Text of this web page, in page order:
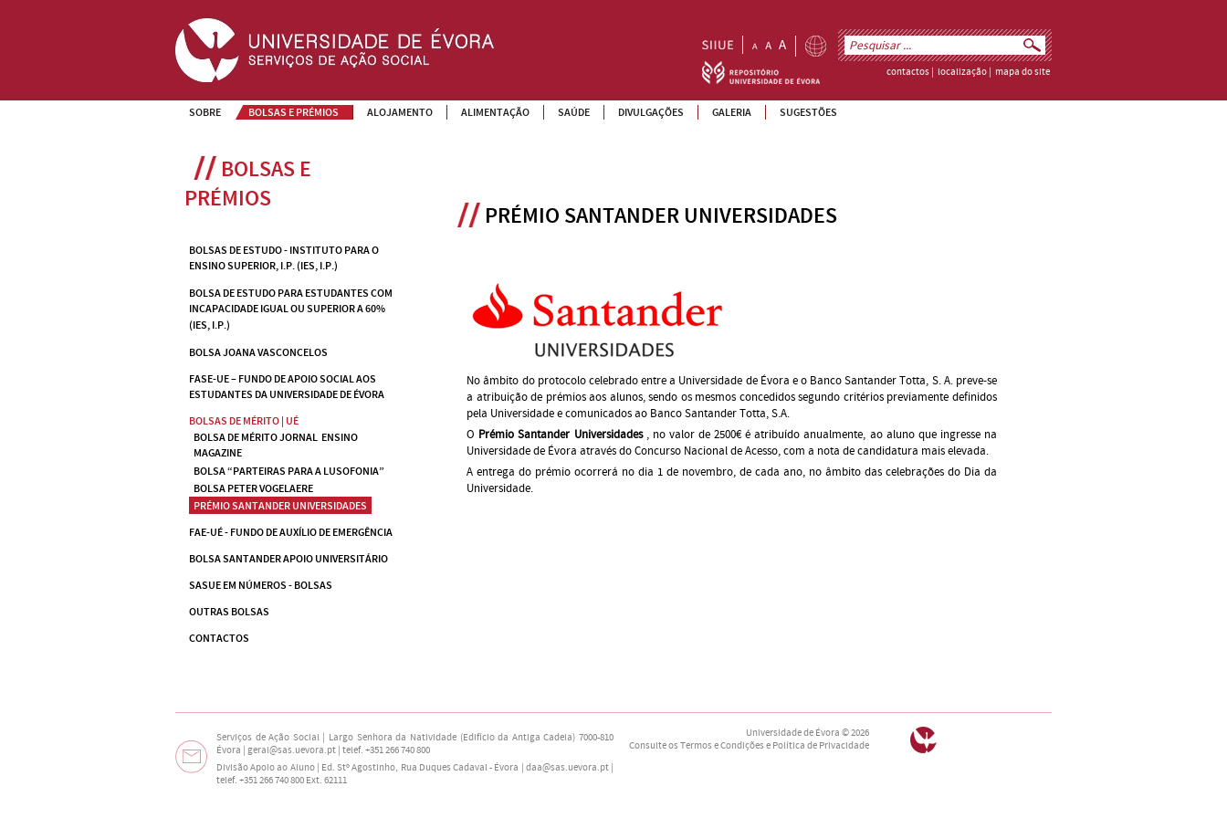
contactos localização mapa do site
SOBRE BOLSAS E PRÉMIOS ALOJAMENTO ALIMENTAÇÃO SAÚDE DIVULGAÇÕES GALERIA SUGESTÕES
BOLSAS E
PRÉMIOS
BOLSAS DE ESTUDO - INSTITUTO PARA O
ENSINO SUPERIOR, I.P. (IES, I.P.)
BOLSA DE ESTUDO PARA ESTUDANTES COM
INCAPACIDADE IGUAL OU SUPERIOR A 60%
(IES, I.P.)
BOLSA JOANA VASCONCELOS
FASE-UE – FUNDO DE APOIO SOCIAL AOS
ESTUDANTES DA UNIVERSIDADE DE ÉVORA
BOLSAS DE MÉRITO | UÉ
BOLSA DE MÉRITO JORNAL  ENSINO
MAGAZINE
BOLSA “PARTEIRAS PARA A LUSOFONIA”
BOLSA PETER VOGELAERE
PRÉMIO SANTANDER UNIVERSIDADES
FAE-UÉ - FUNDO DE AUXÍLIO DE EMERGÊNCIA
BOLSA SANTANDER APOIO UNIVERSITÁRIO
SASUE EM NÚMEROS - BOLSAS
OUTRAS BOLSAS
CONTACTOS
PRÉMIO SANTANDER UNIVERSIDADES
No âmbito do protocolo celebrado entre a Universidade de Évora e o Banco Santander Totta, S. A. preve-se
a atribuição de prémios aos alunos, sendo os mesmos concedidos segundo critérios previamente definidos
pela Universidade e comunicados ao Banco Santander Totta, S.A.
O Prémio Santander Universidades, no valor de 2500€ é atribuído anualmente, ao aluno que ingresse na
Universidade de Évora através do Concurso Nacional de Acesso, com a nota de candidatura mais elevada.
A entrega do prémio ocorrerá no dia 1 de novembro, de cada ano, no âmbito das celebrações do Dia da
Universidade.
Serviços de Ação Social | Largo Senhora da Natividade (Edifício da Antiga Cadeia) 7000-810
Évora | geral@sas.uevora.pt | telef. +351 266 740 800
Divisão Apoio ao Aluno | Ed. Stº Agostinho, Rua Duques Cadaval - Évora | daa@sas.uevora.pt |
telef. +351 266 740 800 Ext. 62111
Universidade de Évora © 2026
Consulte os Termos e Condições e Política de Privacidade